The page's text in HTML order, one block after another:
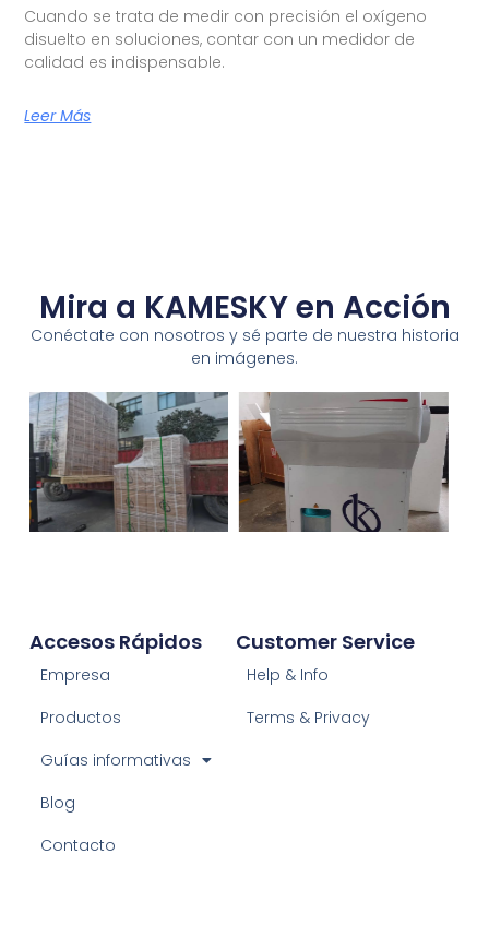
Cuando se trata de medir con precisión el oxígeno
disuelto en soluciones, contar con un medidor de
calidad es indispensable.
Leer Más
Mira a KAMESKY en Acción
Conéctate con nosotros y sé parte de nuestra historia
en imágenes.
Customer Service
Help & Info
Terms & Privacy
Accesos Rápidos
Empresa
Productos
Guías informativas
Blog
Contacto